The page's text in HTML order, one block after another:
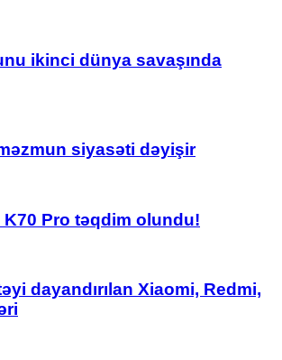
ikinci dünya savaşında
siyasəti dəyişir
K70 Pro təqdim olundu!
dayandırılan Xiaomi, Redmi,